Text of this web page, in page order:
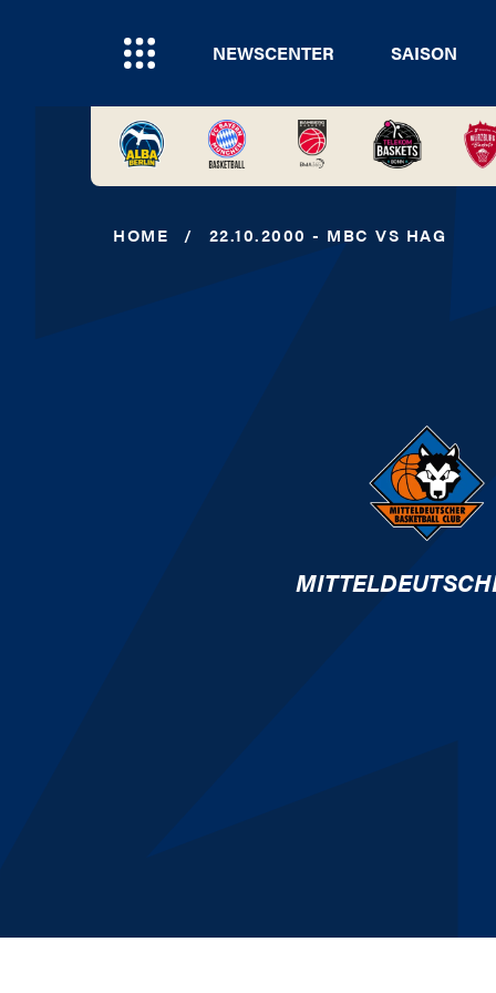
NEWSCENTER SAISON
HOME / 22.10.2000 - MBC VS HAG